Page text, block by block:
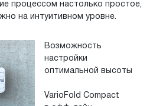
процессом настолько простое,
на интуитивном уровне.
Возможность
настройки
оптимальной высоты
VarioFold Compact